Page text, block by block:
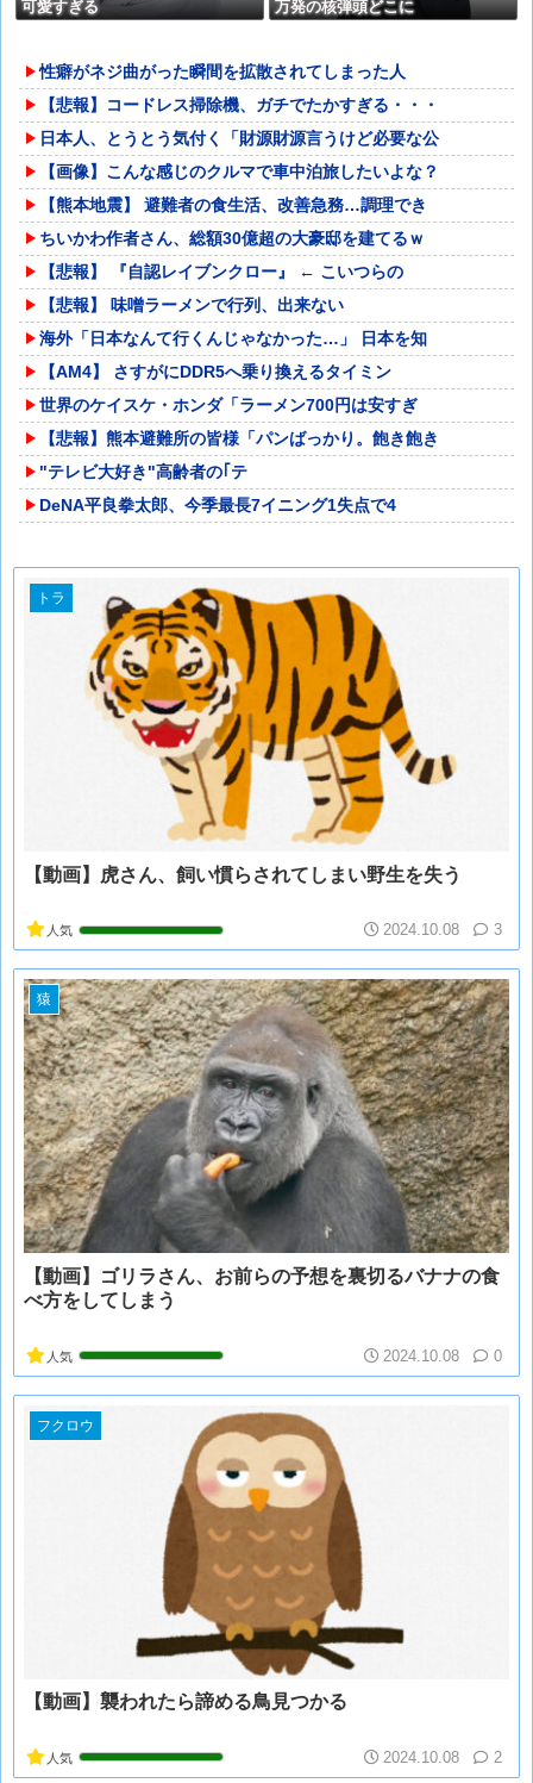
可愛すぎる
万発の核弾頭どこに
性癖がネジ曲がった瞬間を拡散されてしまった人
【悲報】コードレス掃除機、ガチでたかすぎる・・・
日本人、とうとう気付く「財源財源言うけど必要な公
【画像】こんな感じのクルマで車中泊旅したいよな？
【熊本地震】 避難者の食生活、改善急務…調理でき
ちいかわ作者さん、総額30億超の大豪邸を建てるｗ
【悲報】 『自認レイブンクロー』 ← こいつらの
【悲報】 味噌ラーメンで行列、出来ない
海外「日本なんて行くんじゃなかった…」 日本を知
【AM4】 さすがにDDR5へ乗り換えるタイミン
世界のケイスケ・ホンダ「ラーメン700円は安すぎ
【悲報】熊本避難所の皆様「パンばっかり。飽き飽き
"テレビ大好き"高齢者の｢テ
DeNA平良拳太郎、今季最長7イニング1失点で4
トラ
【動画】虎さん、飼い慣らされてしまい野生を失う
人気 2024.10.08 3
猿
【動画】ゴリラさん、お前らの予想を裏切るバナナの食
べ方をしてしまう
人気 2024.10.08 0
フクロウ
【動画】襲われたら諦める鳥見つかる
人気 2024.10.08 2